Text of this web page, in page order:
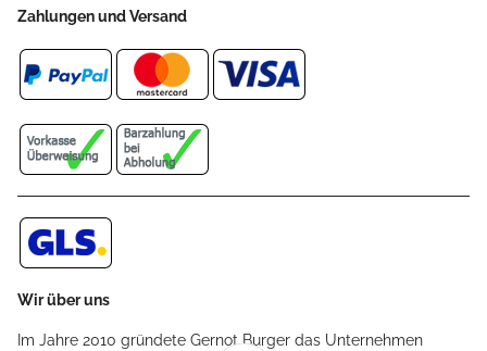
Zahlungen und Versand
Wir über uns
Im Jahre 2010 gründete Gernot Burger das Unternehmen